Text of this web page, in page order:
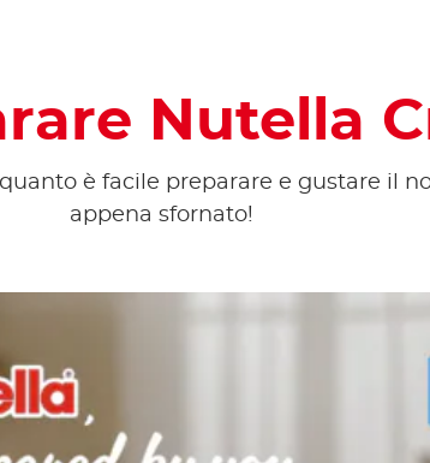
Nutella
è facile preparare e gustare il
appena sfornato!